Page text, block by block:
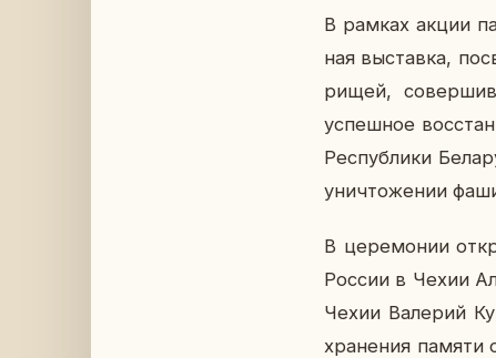
В рамках акции
ная вы­став­ка,
ри­щей,
успеш­ное
Рес­пуб­ли­ки
уни­что­же­нии
В це­ре­мо­нии
России в Чехии
Чехии Ва­ле­рий
хра­не­ния памяти